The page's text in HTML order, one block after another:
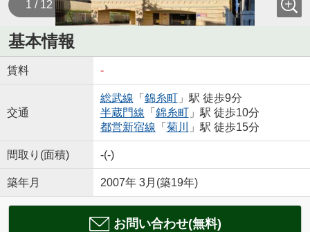
1 / 12
基本情報
賃料 -
交通
総武線 「 錦糸町」駅 徒歩9分
半蔵門線 「 錦糸町」駅 徒歩10分
都営新宿線 「 菊川 」駅 徒歩15分
間取り(面積) -(-)
築年月 2007年 3月(築19年)
お問い合わせ(無料)